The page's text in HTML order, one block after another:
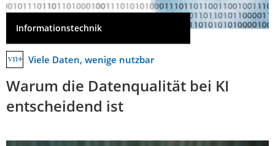
Informationstechnik
Viele Daten, wenige nutzbar
Warum die Datenqualität bei KI
entscheidend ist